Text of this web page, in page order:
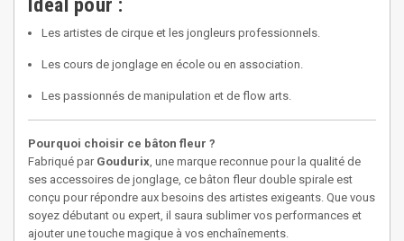
Idéal pour :
Les artistes de cirque et les jongleurs professionnels.
Les cours de jonglage en école ou en association.
Les passionnés de manipulation et de flow arts.
Pourquoi choisir ce bâton fleur ?
Fabriqué par Goudurix , une marque reconnue pour la qualité de
ses accessoires de jonglage, ce bâton fleur double spirale est
conçu pour répondre aux besoins des artistes exigeants. Que vous
soyez débutant ou expert, il saura sublimer vos performances et
ajouter une touche magique à vos enchaînements.